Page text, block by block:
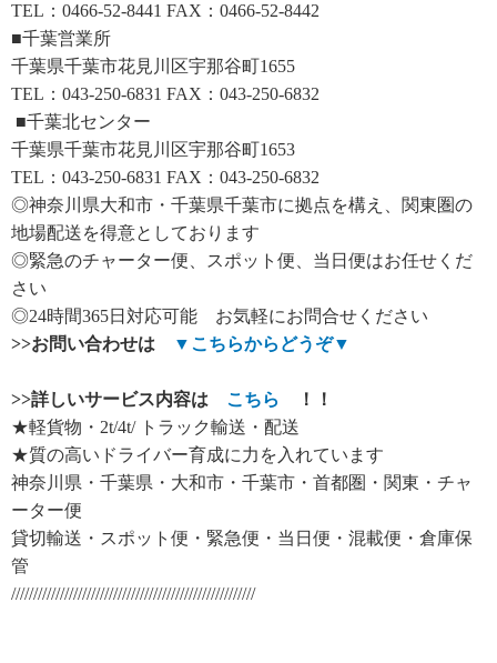
TEL：0466-52-8441 FAX：0466-52-8442
■千葉営業所
千葉県千葉市花見川区宇那谷町1655
TEL：043-250-6831 FAX：043-250-6832
■千葉北センター
千葉県千葉市花見川区宇那谷町1653
TEL：043-250-6831 FAX：043-250-6832
◎神奈川県大和市・千葉県千葉市に拠点を構え、関東圏の
地場配送を得意としております
◎緊急のチャーター便、スポット便、当日便はお任せくだ
さい
◎24時間365日対応可能 お気軽にお問合せください
>>お問い合わせは ▼ こちらからどうぞ▼
>>詳しいサービス内容は こちら
！！
★軽貨物・2t/4t/ トラック輸送・配送
★質の高いドライバー育成に力を入れています
神奈川県・千葉県・大和市・千葉市・首都圏・関東・チャ
ーター便
貸切輸送・スポット便・緊急便・当日便・混載便・倉庫保
管
///////////////////////////////////////////////////////